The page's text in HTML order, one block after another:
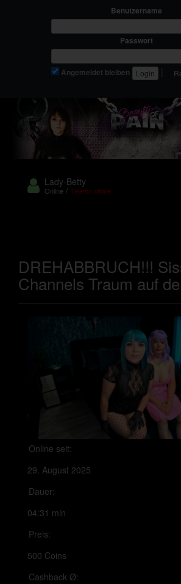
Benutzername
Passwort
Angemeldet bleiben
Lady-Betty
Online /Telefon offline
DREHABBRUCH!!!
Channels Traum auf
Online seit:
29. August 2025
Dauer:
04:31 min
Preis:
500 Coins
Cashback Ø: